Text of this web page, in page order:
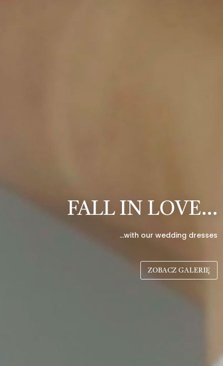
FALL IN LOVE…
…with our wedding dresses
ZOBACZ GALERIĘ